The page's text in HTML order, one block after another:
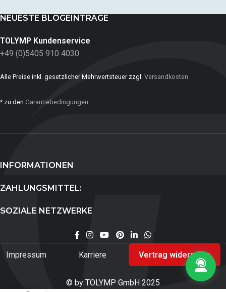
NEUESTE BLOGEINTRÄGE
TOLYMP Kundenservice
+49 (0)5405 910 4030
Alle Preise inkl. gesetzlicher Mehrwertsteuer zzgl. Versandkosten
* zu den Garantiebedingungen
INFORMATIONEN
ZAHLUNGSMITTEL:
SOZIALE NETZWERKE
Impressum Karriere Vertrag widerrufen
© by TOLYMP GmbH 2025